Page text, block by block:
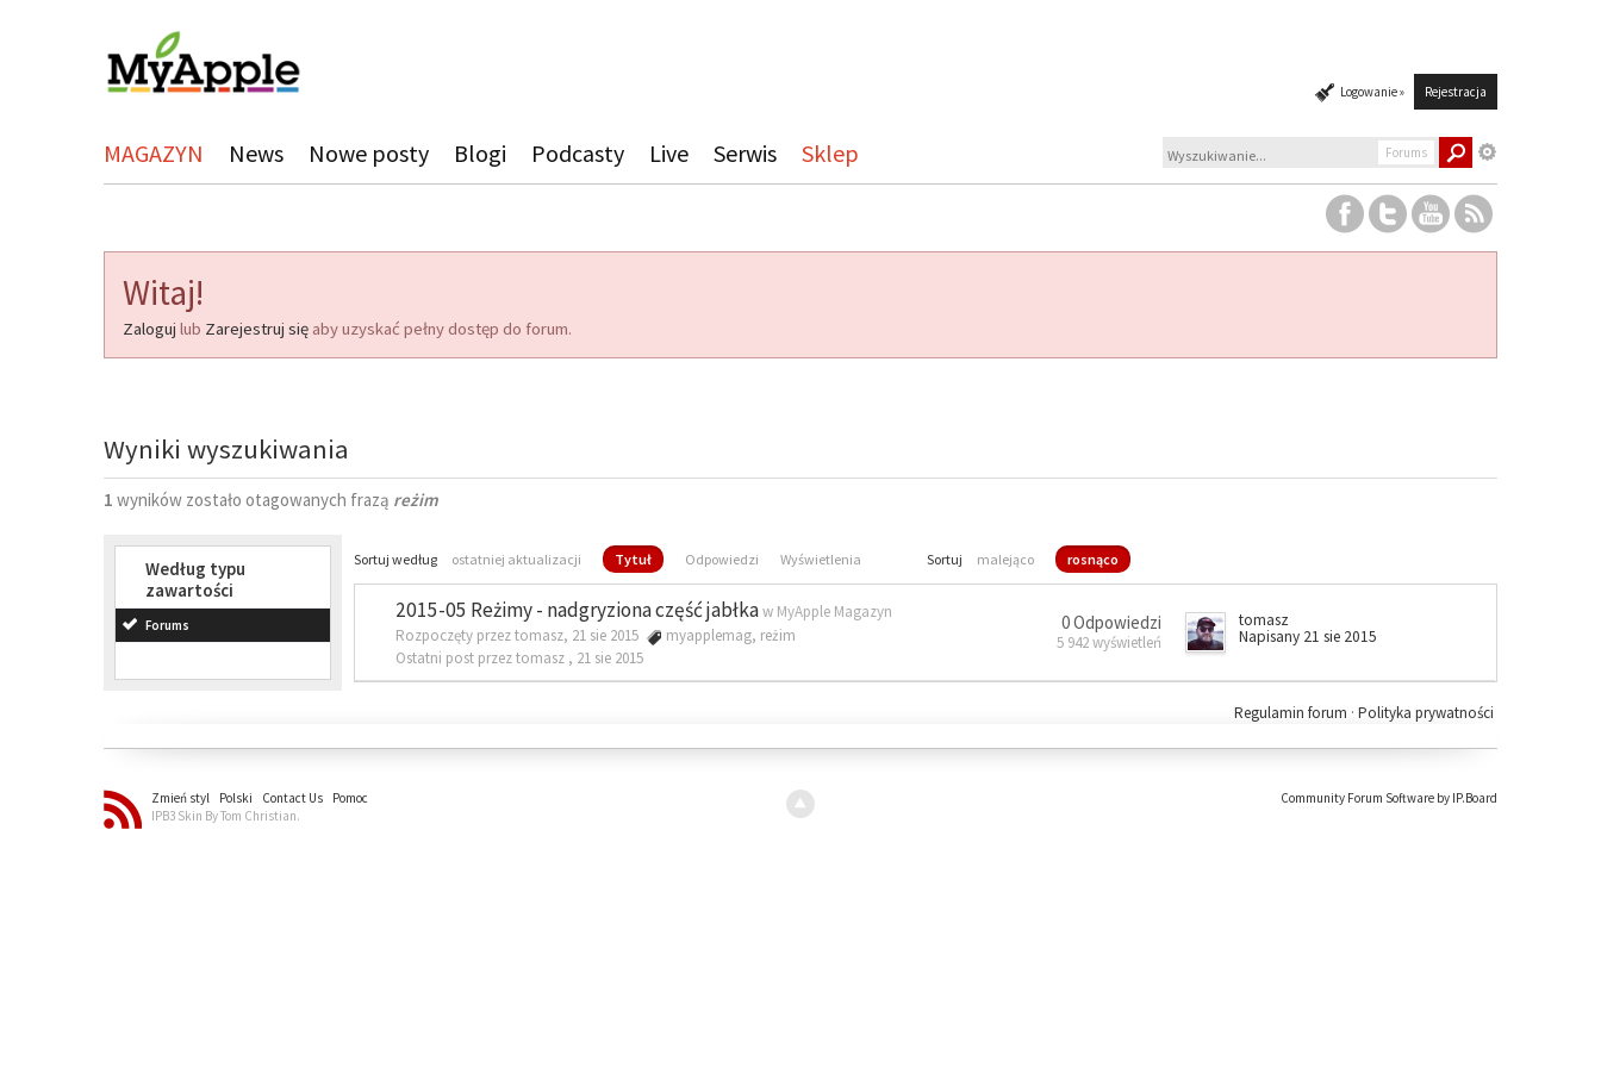
Logowanie » Rejestracja
MAGAZYN News Nowe posty Blogi Podcasty Live Serwis Sklep Forums
Witaj!
Zaloguj lub Zarejestruj się aby uzyskać pełny dostęp do forum.
Wyniki wyszukiwania
1 wyników zostało otagowanych frazą reżim
Według typu
zawartości
Forums
Sortuj według ostatniej aktualizacji Tytuł Odpowiedzi Wyświetlenia Sortuj malejąco rosnąco
2015-05 Reżimy - nadgryziona część jabłkaw MyApple Magazyn
Rozpoczęty przez tomasz, 21 sie 2015
myapplemag, reżim
Ostatni post przez tomasz , 21 sie 2015
0 Odpowiedzi
5 942 wyświetleń
tomasz
Napisany 21 sie 2015
Polityka prywatności
Regulamin forum ·
Zmień styl Polski Contact Us
Pomoc
IPB3 Skin By Tom Christian.
Community Forum Software by IP.Board